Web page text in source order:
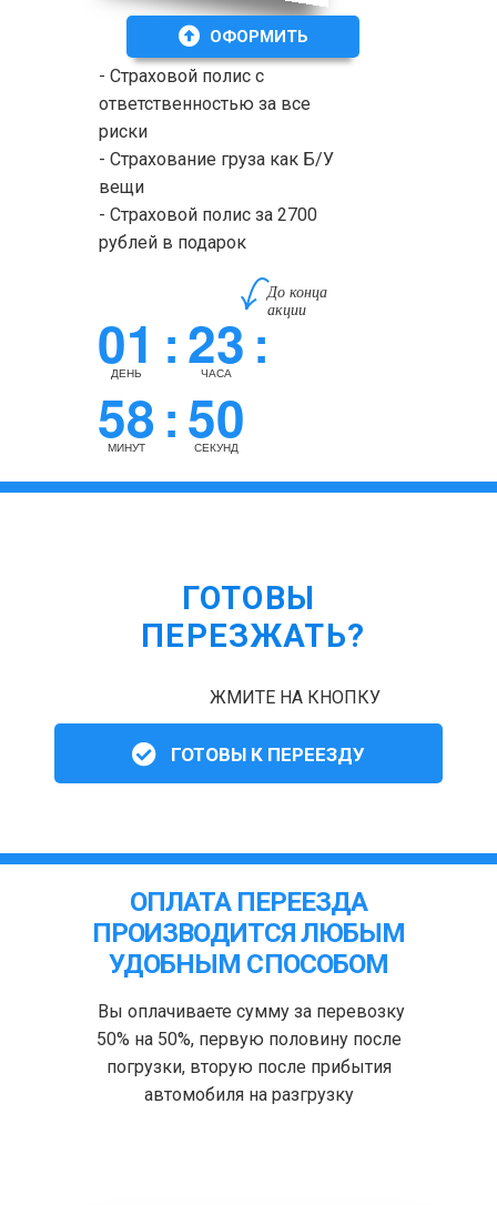
- Страховой полис с
ответственностью за все
риски
- Страхование груза как Б/У
вещи
- Страховой полис за 2700
рублей в подарок
ОФОРМИТЬ
До конца
акции
01:
ДЕНЬ 23:
ЧАСА
58:
МИНУТ 50
СЕКУНД
ГОТОВЫ
ПЕРЕЗЖАТЬ?
ЖМИТЕ НА КНОПКУ
ГОТОВЫ К ПЕРЕЕЗДУ
ОПЛАТА ПЕРЕЕЗДА
ПРОИЗВОДИТСЯ ЛЮБЫМ
УДОБНЫМ СПОСОБОМ
Вы оплачиваете сумму за перевозку
50% на 50%, первую половину после
погрузки, вторую после прибытия
автомобиля на разгрузку